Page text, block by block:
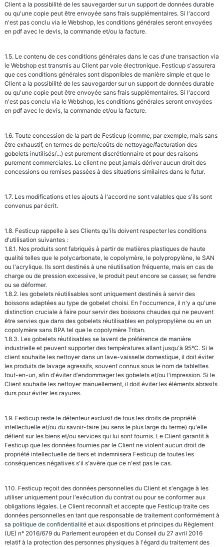
Client a la possibilité de les sauvegarder sur un support de données durable
ou qu'une copie peut être envoyée sans frais supplémentaires. Si l'accord
n'est pas conclu via le Webshop, les conditions générales seront envoyées
en pdf avec le devis, la commande et/ou la facture.
1.5. Le contenu de ces conditions générales dans le cas d'une transaction via
le Webshop est transmis au Client par voie électronique. Festicup s'assurera
que ces conditions générales sont disponibles de manière simple et que le
Client a la possibilité de les sauvegarder sur un support de données durable
ou qu'une copie peut être envoyée sans frais supplémentaires. Si l'accord
n'est pas conclu via le Webshop, les conditions générales seront envoyées
en pdf avec le devis, la commande et/ou la facture.
1.6. Toute concession de la part de Festicup (comme, par exemple, mais sans
être exhaustif, en termes de perte/coûts de nettoyage/facturation des
gobelets inutilisés/...) est purement discrétionnaire et pour des raisons
purement commerciales. Le client ne peut jamais dériver aucun droit des
concessions ou remises passées à des situations similaires dans le futur.
1.7. Les modifications et les ajouts à l'accord ne sont valables que s'ils sont
convenus par écrit.
1.8. Festicup rappelle à ses Clients qu'ils doivent respecter les conditions
d'utilisation suivantes :
1.8.1. Nos produits sont fabriqués à partir de matières plastiques de haute
qualité telles que le polycarbonate, le copolymère, le polypropylène, le SAN
ou l'acrylique. Ils sont destinés à une réutilisation fréquente, mais en cas de
charge ou de pression excessive, le produit peut encore se casser, se fendre
ou se déformer.
1.8.2. les gobelets réutilisables sont uniquement destinés à servir des
boissons adaptées au type de gobelet choisi. En l'occurrence, il n'y a qu'une
distinction cruciale à faire pour servir des boissons chaudes qui ne peuvent
être servies que dans des gobelets réutilisables en polypropylène ou en un
copolymère sans BPA tel que le copolymère Tritan.
1.8.3. Les gobelets réutilisables se lavent de préférence de manière
industrielle et peuvent supporter des températures allant jusqu'à 95°C. Si le
client souhaite les nettoyer dans un lave-vaisselle domestique, il doit éviter
les produits de lavage agressifs, souvent connus sous le nom de tablettes
tout-en-un, afin d'éviter d'endommager les gobelets et/ou l'impression. Si le
Client souhaite les nettoyer manuellement, il doit éviter les éléments abrasifs
durs pour éviter les rayures.
1.9. Festicup reste le détenteur exclusif de tous les droits de propriété
intellectuelle et/ou du savoir-faire (au sens le plus large du terme) qu'elle
détient sur les biens et/ou services qui lui sont fournis. Le Client garantit à
Festicup que les données fournies par le Client ne violent aucun droit de
propriété intellectuelle de tiers et indemnisera Festicup de toutes les
conséquences négatives s'il s'avère que ce n'est pas le cas.
1.10. Festicup reçoit des données personnelles du Client et s'engage à les
utiliser uniquement pour l'exécution du contrat ou pour se conformer aux
obligations légales. Le Client reconnaît et accepte que Festicup traite ces
données personnelles en tant que responsable de traitement conformément à
sa politique de confidentialité et aux dispositions et principes du Règlement
(UE) n° 2016/679 du Parlement européen et du Conseil du 27 avril 2016
relatif à la protection des personnes physiques à l'égard du traitement des